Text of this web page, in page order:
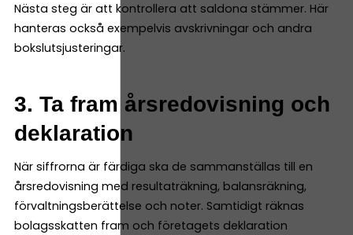
Nästa steg är att kontrollera att saldona stämmer. Här
hanteras också exempelvis avskrivningar och andra
bokslutsjusteringar.
3. Ta fram årsredovisning och
deklaration
När siffrorna är färdiga ska de sammanställas till en
årsredovisning med resultaträkning, balansräkning,
förvaltningsberättelse och noter. Samtidigt räknas
bolagsskatten fram och företagets deklaration